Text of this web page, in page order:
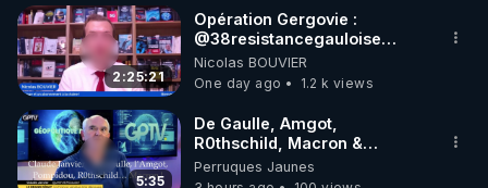
2:25:21
Opération Gergovie :
‪@38resistancegauloise‬
‪@MarionSigautOfficiel‬
‪@gladysriifard5710‬ Laëtitia
Nicolas BOUVIER
One day ago
1.2 k views
5:35
De Gaulle, Amgot,
R0thschild, Macron &
Pompidou… Macron Claude
Janvier, GPTV, 18 X 2024
Perruques Jaunes